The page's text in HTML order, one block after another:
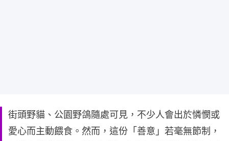
街頭野貓、公園野鴿隨處可見，不少人會出於憐憫或
愛心而主動餵食。然而，這份「善意」若毫無節制，